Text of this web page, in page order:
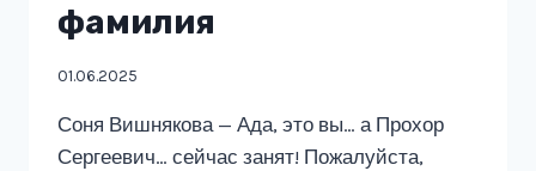
фамилия
01.06.2025
Соня Вишнякова — Ада, это вы… а Прохор
Сергеевич… сейчас занят! Пожалуйста,